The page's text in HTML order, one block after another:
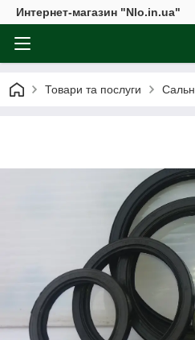
Интернет-магазин "Nlo.in.ua"
Товари та послуги